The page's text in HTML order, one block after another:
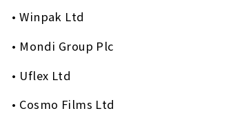
• Winpak Ltd
• Mondi Group Plc
• Uflex Ltd
• Cosmo Films Ltd